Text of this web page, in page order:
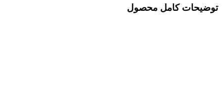
توضیحات کامل محصول